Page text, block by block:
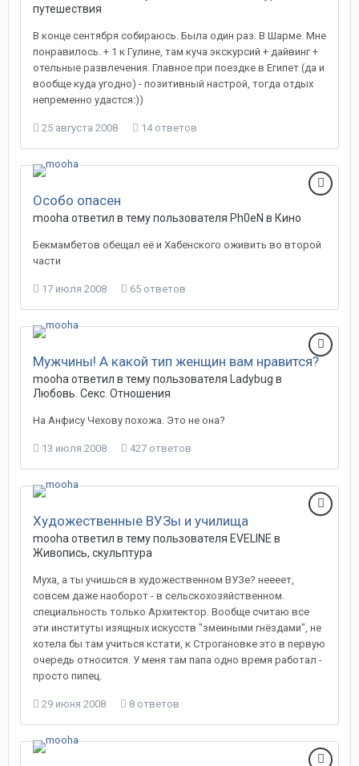
путешествия
В конце сентября собираюсь. Была один раз. В Шарме. Мне
понравилось. + 1 к Гулине, там куча экскурсий + дайвинг +
отельные развлечения. Главное при поездке в Египет (да и
вообще куда угодно) - позитивный настрой, тогда отдых
непременно удастся:))
25 августа 2008 14 ответов
Особо опасен
mooha ответил в тему пользователя Ph0eN в Кино
Бекмамбетов обещал её и Хабенского оживить во второй
части
17 июля 2008 65 ответов
Мужчины! А какой тип женщин вам нравится?
mooha ответил в тему пользователя Ladybug в
Любовь. Секс. Отношения
На Анфису Чехову похожа. Это не она?
13 июля 2008 427 ответов
Художественные ВУЗы и училища
mooha ответил в тему пользователя EVELINE в
Живопись, скульптура
Муха, а ты учишься в художественном ВУЗе? неееет,
совсем даже наоборот - в сельскохозяйственном.
специальность только Архитектор. Вообще считаю все
эти институты изящных искусств "змеиными гнёздами", не
хотела бы там учиться кстати, к Строгановке это в первую
очередь относится. У меня там папа одно время работал -
просто пипец.
29 июня 2008 8 ответов